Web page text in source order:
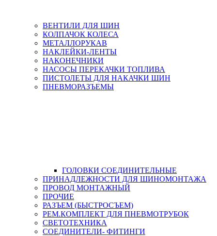
ВЕНТИЛИ ДЛЯ ШИН
КОЛПАЧОК КОЛЕСА
МЕТАЛЛОРУКАВ
НАКЛЕЙКИ-ЛЕНТЫ
НАКОНЕЧНИКИ
НАСОСЫ ПЕРЕКАЧКИ ТОПЛИВА
ПИСТОЛЕТЫ ДЛЯ НАКАЧКИ ШИН
ПНЕВМОРАЗЪЕМЫ
ГОЛОВКИ СОЕДИНИТЕЛЬНЫЕ
ПРИНАДЛЕЖНОСТИ ДЛЯ ШИНОМОНТАЖА
ПРОВОД МОНТАЖНЫЙ
ПРОЧИЕ
РАЗЪЕМ (БЫСТРОСЪЕМ)
РЕМ.КОМПЛЕКТ ДЛЯ ПНЕВМОТРУБОК
СВЕТОТЕХНИКА
СОЕДИНИТЕЛИ- ФИТИНГИ